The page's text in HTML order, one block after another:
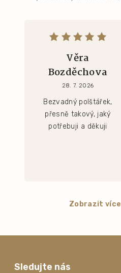
Věra
Bozděchova
28. 7. 2026
Bezvadný polštářek,
přesně takový, jaký
potřebuji a děkuji
Zobrazit
Sledujte nás